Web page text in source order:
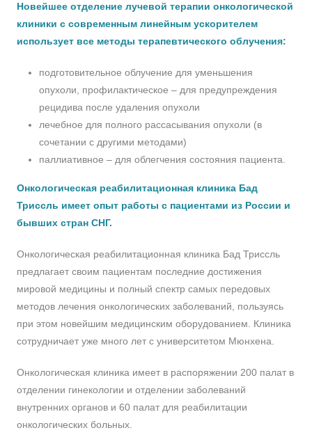
Новейшее отделение лучевой терапии онкологической
клиники с современным линейным ускорителем
использует все методы терапевтического облучения:
подготовительное облучение для уменьшения
опухоли, профилактическое – для предупреждения
рецидива после удаления опухоли
лечебное для полного рассасывания опухоли (в
сочетании с другими методами)
паллиативное – для облегчения состояния пациента.
Онкологическая реабилитационная клиника Бад
Триссль имеет опыт работы с пациентами из России и
бывших стран СНГ.
Онкологическая реабилитационная клиника Бад Триссль
предлагает своим пациентам последние достижения
мировой медицины и полный спектр самых передовых
методов лечения онкологических заболеваний, пользуясь
при этом новейшим медицинским оборудованием. Клиника
сотрудничает уже много лет с университетом Мюнхена.
Онкологическая клиника имеет в распоряжении 200 палат в
отделении гинекологии и отделении заболеваний
внутренних органов и 60 палат для реабилитации
онкологических больных.